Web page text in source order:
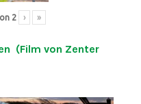
2 › »
(Film von Zenter